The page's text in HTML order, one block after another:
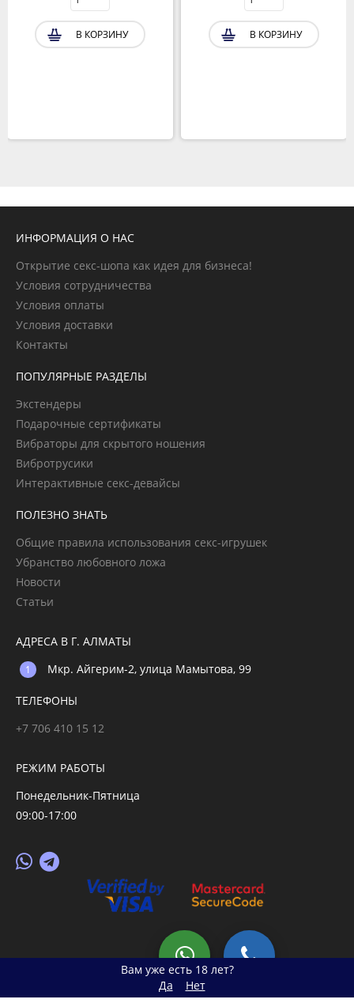
В КОРЗИНУ В КОРЗИНУ
Вам уже есть 18 лет?
Да
Нет
ИНФОРМАЦИЯ О НАС
Открытие секс-шопа как идея для бизнеса!
Условия сотрудничества
Условия оплаты
Условия доставки
Контакты
ПОПУЛЯРНЫЕ РАЗДЕЛЫ
Экстендеры
Подарочные сертификаты
Вибраторы для скрытого ношения
Вибротрусики
Интерактивные секс-девайсы
ПОЛЕЗНО ЗНАТЬ
Общие правила использования секс-игрушек
Убранство любовного ложа
Новости
Статьи
АДРЕСА В Г. АЛМАТЫ
Мкр. Айгерим-2, улица Мамытова, 99
ТЕЛЕФОНЫ
+7 706 410 15 12
РЕЖИМ РАБОТЫ
Понедельник-Пятница
09:00-17:00
© 2026 primegoods.kz